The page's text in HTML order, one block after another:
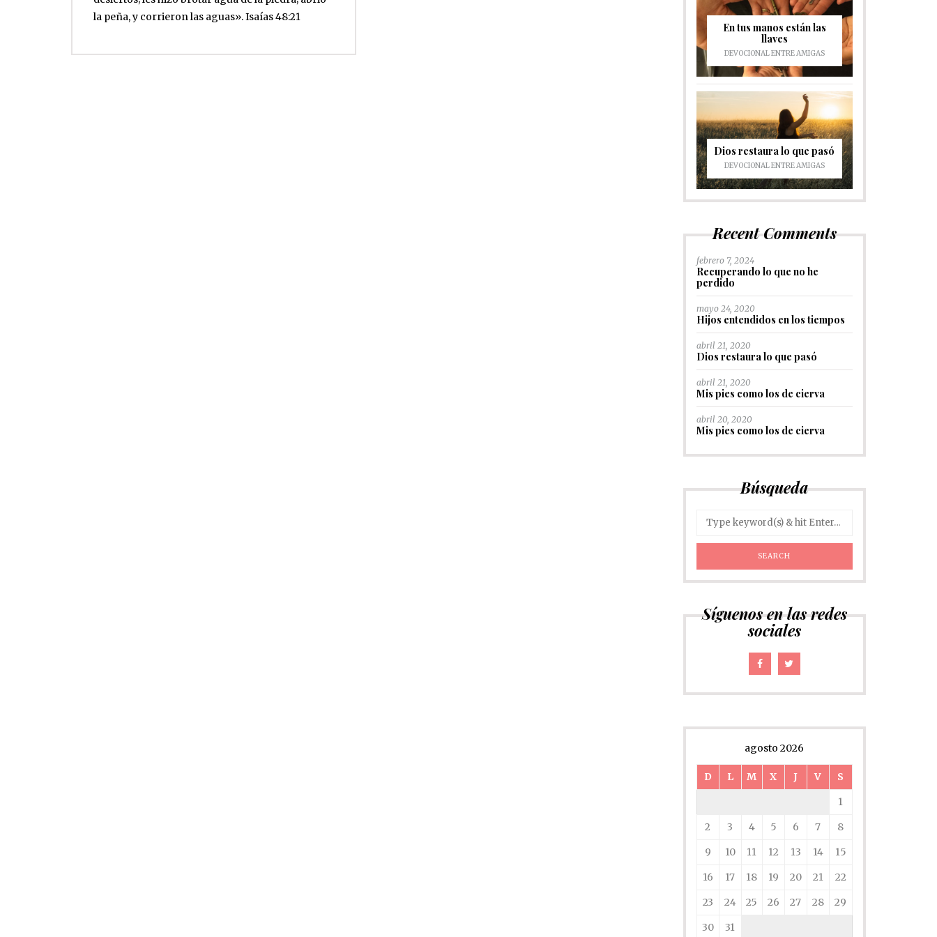
la peña, y corrieron las aguas». Isaías 48:21
En tus manos están las
llaves
DEVOCIONAL ENTRE AMIGAS
Dios restaura lo que pasó
DEVOCIONAL ENTRE AMIGAS
Recent Comments
febrero 7, 2024
Recuperando lo que no he
perdido
mayo 24, 2020
Hijos entendidos en los tiempos
abril 21, 2020
Dios restaura lo que pasó
abril 21, 2020
Mis pies como los de cierva
abril 20, 2020
Mis pies como los de cierva
Búsqueda
Síguenos en las redes
sociales
agosto 2026
D L M X J V
S
1
2
3 4 5 6 7
8
9
10 11 12 13 14
15
16
17 18 19 20 21
22
23
24 25 26 27 28
29
30
31